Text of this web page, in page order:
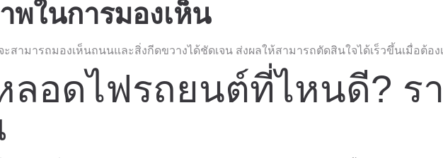
พในการมองเห็น
สามารถมองเห็นถนนและสิ่งกีดขวางได้ชัดเจน ส่งผลให้สามารถตัดสินใจได้เร็วขึ้นเมื่อต้
ลอดไฟรถยนต์ที่ไหนดี? ร